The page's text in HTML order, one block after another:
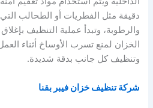
دقيقة مثل الفطريات أو الطحالب
والرطوبة، وتبدأ عملية التنظيف
الخزان لمنع تسرب الأوساخ أثناء
وتنظيف كل جانب بدقة شديدة.
شركة تنظيف خزان فيبر بقنا